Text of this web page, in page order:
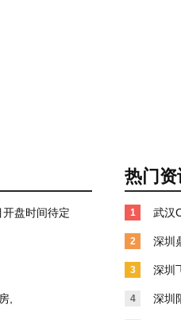
开盘时间待定
,
热门资
1
武汉
2
深圳
3
深圳
4
深圳